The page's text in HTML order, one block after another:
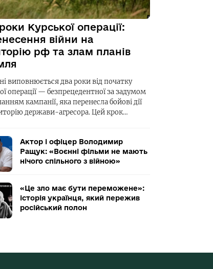
Курської операції:
війни на
рф та злам планів
виповнюється два роки від початку
операції — безпрецедентної за задумом
кампанії, яка перенесла бойові дії
держави-агресора. Цей крок…
Актор і офіцер Володимир
Ращук: «Воєнні фільми не мають
нічого спільного з війною»
«Це зло має бути переможене»:
історія українця, який пережив
російський полон